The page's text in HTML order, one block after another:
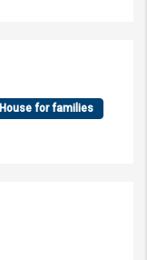
House for families